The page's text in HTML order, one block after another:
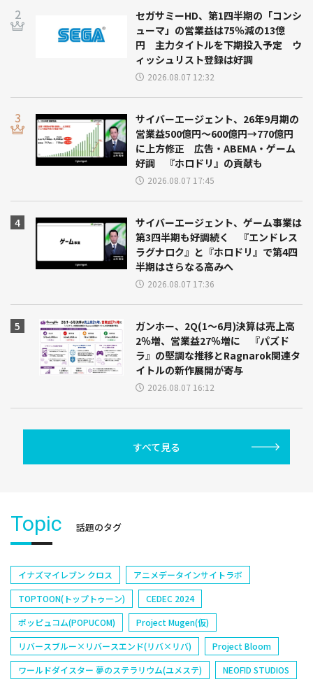
セガサミーHD、第1四半期の「コンシ
ューマ」の営業益は75％減の13億
円 主力タイトルを下期投入予定 ウ
ィッシュリスト登録は好調
2026.08.07 12:32
サイバーエージェント、26年9月期の
営業益500億円～600億円→770億円
に上方修正 広告・ABEMA・ゲーム
好調 『ホロドリ』の貢献も
2026.08.07 17:45
サイバーエージェント、ゲーム事業は
第3四半期も好調続く 『エンドレス
ラグナロク』と『ホロドリ』で第4四
半期はさらなる高みへ
2026.08.07 17:36
ガンホー、2Q(1～6月)決算は売上高
2％増、営業益27％増に 『パズド
ラ』の堅調な推移とRagnarok関連タ
イトルの新作展開が寄与
2026.08.07 16:12
すべて見る
Topic 話題のタグ
イナズマイレブン クロス
アニメデータインサイトラボ
TOPTOON(トップトゥーン)
CEDEC 2024
ポッピュコム(POPUCOM)
Project Mugen(仮)
リバースブルー×リバースエンド(リバ×リバ)
Project Bloom
ワールドダイスター 夢のステラリウム(ユメステ)
NEOFID STUDIOS